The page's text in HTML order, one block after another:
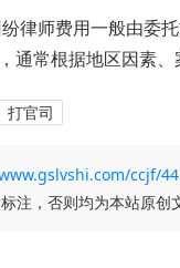
律师费用一般由委
通常根据地区因素
打官司
ccjf/
注，否则均为本站原创